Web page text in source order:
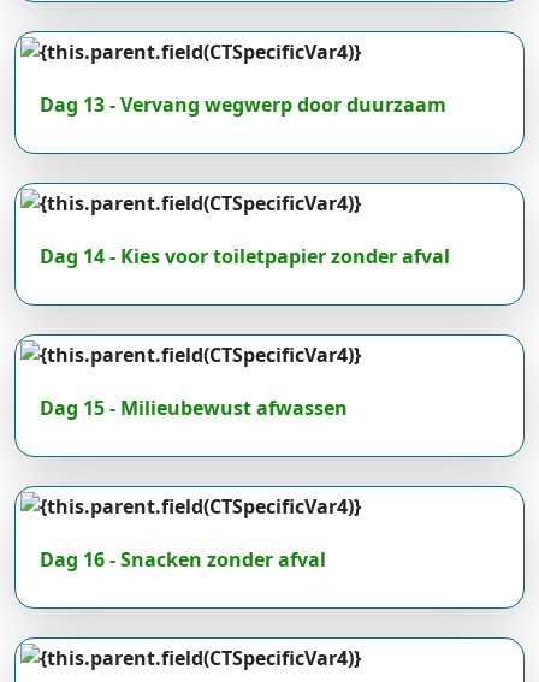
Dag 13 - Vervang wegwerp door duurzaam
Dag 14 - Kies voor toiletpapier zonder afval
Dag 15 - Milieubewust afwassen
Dag 16 - Snacken zonder afval